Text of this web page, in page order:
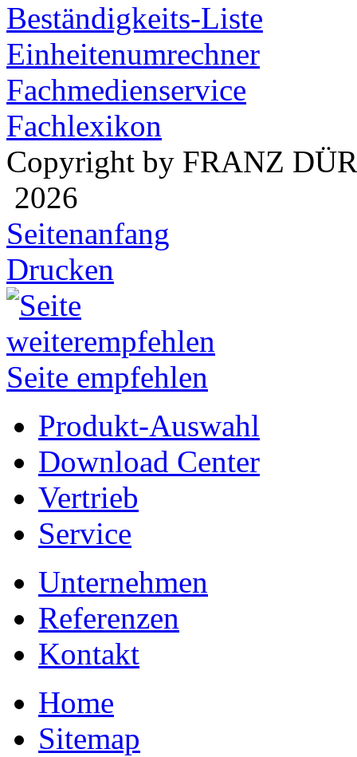
Beständigkeits-Liste
Einheitenumrechner
Fachmedienservice
Fachlexikon
Copyright by FRANZ
2026
Seitenanfang
Drucken
Seite empfehlen
Produkt-Auswahl
Download Center
Vertrieb
Service
Unternehmen
Referenzen
Kontakt
Home
Sitemap